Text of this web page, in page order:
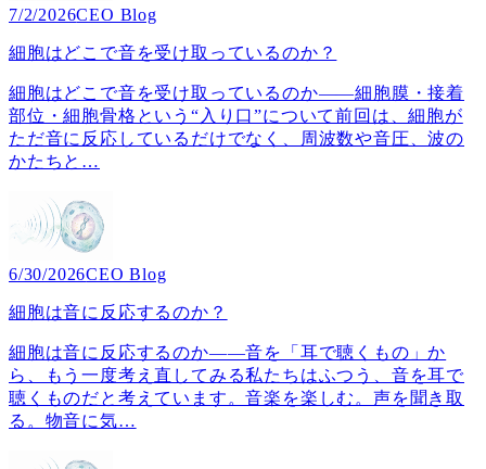
7/2/2026CEO Blog
細胞はどこで音を受け取っているのか？
細胞はどこで音を受け取っているのか――細胞膜・接着
部位・細胞骨格という“入り口”について前回は、細胞が
ただ音に反応しているだけでなく、周波数や音圧、波の
かたちと …
6/30/2026CEO Blog
細胞は音に反応するのか？
細胞は音に反応するのか――音を「耳で聴くもの」か
ら、もう一度考え直してみる私たちはふつう、音を耳で
聴くものだと考えています。音楽を楽しむ。声を聞き取
る。物音に気…